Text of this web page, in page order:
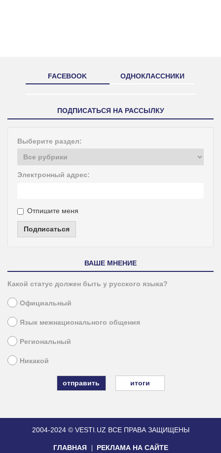
FACEBOOK ОДНОКЛАССНИКИ
ПОДПИСАТЬСЯ НА РАССЫЛКУ
Выберите раздел:
Электронный адрес:
Отпишите меня
Подписаться
ВАШЕ МНЕНИЕ
Какой статус должен быть у русского языка?
Официальный
Язык межнационального общения
Региональный
Никакой
итоги
2004-2024 © VESTI.UZ ВСЕ ПРАВА ЗАЩИЩЕНЫ
ГЛАВНАЯ РЕКЛАМА НА САЙТЕ